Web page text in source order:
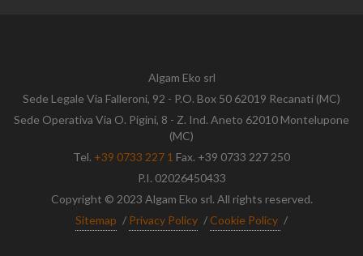
Algam Eko srl
Sede Legale Via Falleroni, 92 - P.O. Box 50 62019 Recanati (MC)
Sede Operativa Via O. Pigini, 8 - Z. Ind. Aneto 62010 Montelupone
(MC)
Tel. +39 0733 227 1 Fax. +39 0733 227 250
P.I. 02026450433
Copyright © 2023 Algam Eko srl. All rights reserved.
Sitemap / Privacy Policy / Cookie Policy /